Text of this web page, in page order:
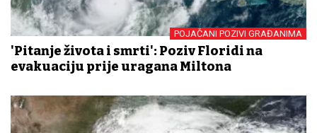
POJAČANI POZIVI GRAĐANIMA
'Pitanje života i smrti': Poziv Floridi na
evakuaciju prije uragana Miltona